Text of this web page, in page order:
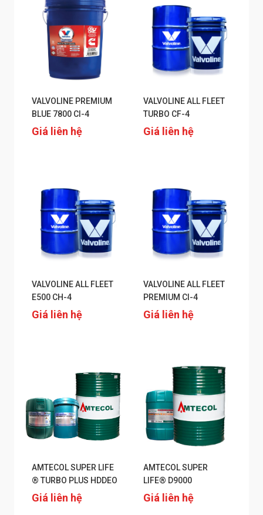
VALVOLINE PREMIUM
BLUE 7800 CI-4
Giá liên hệ
VALVOLINE ALL FLEET
TURBO CF-4
Giá liên hệ
VALVOLINE ALL FLEET
E500 CH-4
Giá liên hệ
VALVOLINE ALL FLEET
PREMIUM CI-4
Giá liên hệ
AMTECOL SUPER LIFE
® TURBO PLUS HDDEO
Giá liên hệ
AMTECOL SUPER
LIFE® D9000
Giá liên hệ